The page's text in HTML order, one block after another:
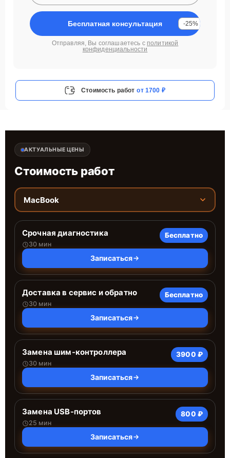
Бесплатная консультация -25%
Отправляя, Вы соглашаетесь с политикой
конфиденциальности
Стоимость работ от 1700 ₽
АКТУАЛЬНЫЕ ЦЕНЫ
Стоимость работ
MacBook
Срочная диагностика
30 мин
Бесплатно
Записаться
Доставка в сервис и обратно
30 мин
Бесплатно
Записаться
Замена шим-контроллера
30 мин
3900 ₽
Записаться
Замена USB-портов
25 мин
800 ₽
Записаться